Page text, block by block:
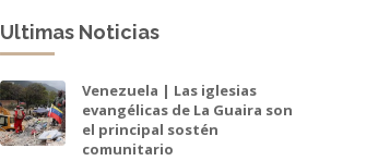
Ultimas Noticias
Venezuela | Las iglesias
evangélicas de La Guaira son
el principal sostén
comunitario